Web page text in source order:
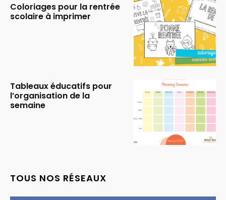
Coloriages pour la rentrée
scolaire à imprimer
Tableaux éducatifs pour
l’organisation de la
semaine
TOUS NOS RÉSEAUX